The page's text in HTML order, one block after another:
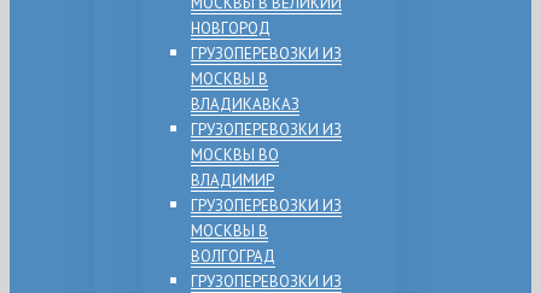
НОВГОРОД
ГРУЗОПЕРЕВОЗКИ ИЗ
МОСКВЫ В
ВЛАДИКАВКАЗ
ГРУЗОПЕРЕВОЗКИ ИЗ
МОСКВЫ ВО
ВЛАДИМИР
ГРУЗОПЕРЕВОЗКИ ИЗ
МОСКВЫ В
ВОЛГОГРАД
ГРУЗОПЕРЕВОЗКИ ИЗ